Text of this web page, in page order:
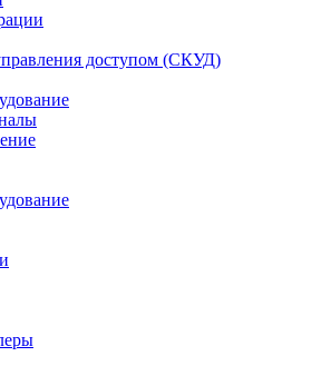
доступом (СКУД)